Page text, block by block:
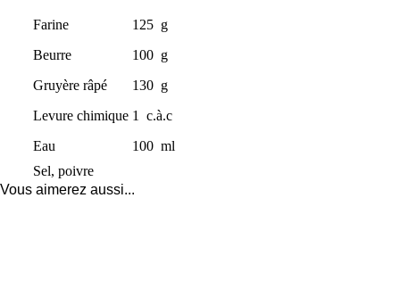
Farine 125 g
Beurre
100 g
Gruyère râpé
130 g
Levure chimique 1
c.à.c
Eau
100 ml
Sel, poivre
Vous aimerez aussi...